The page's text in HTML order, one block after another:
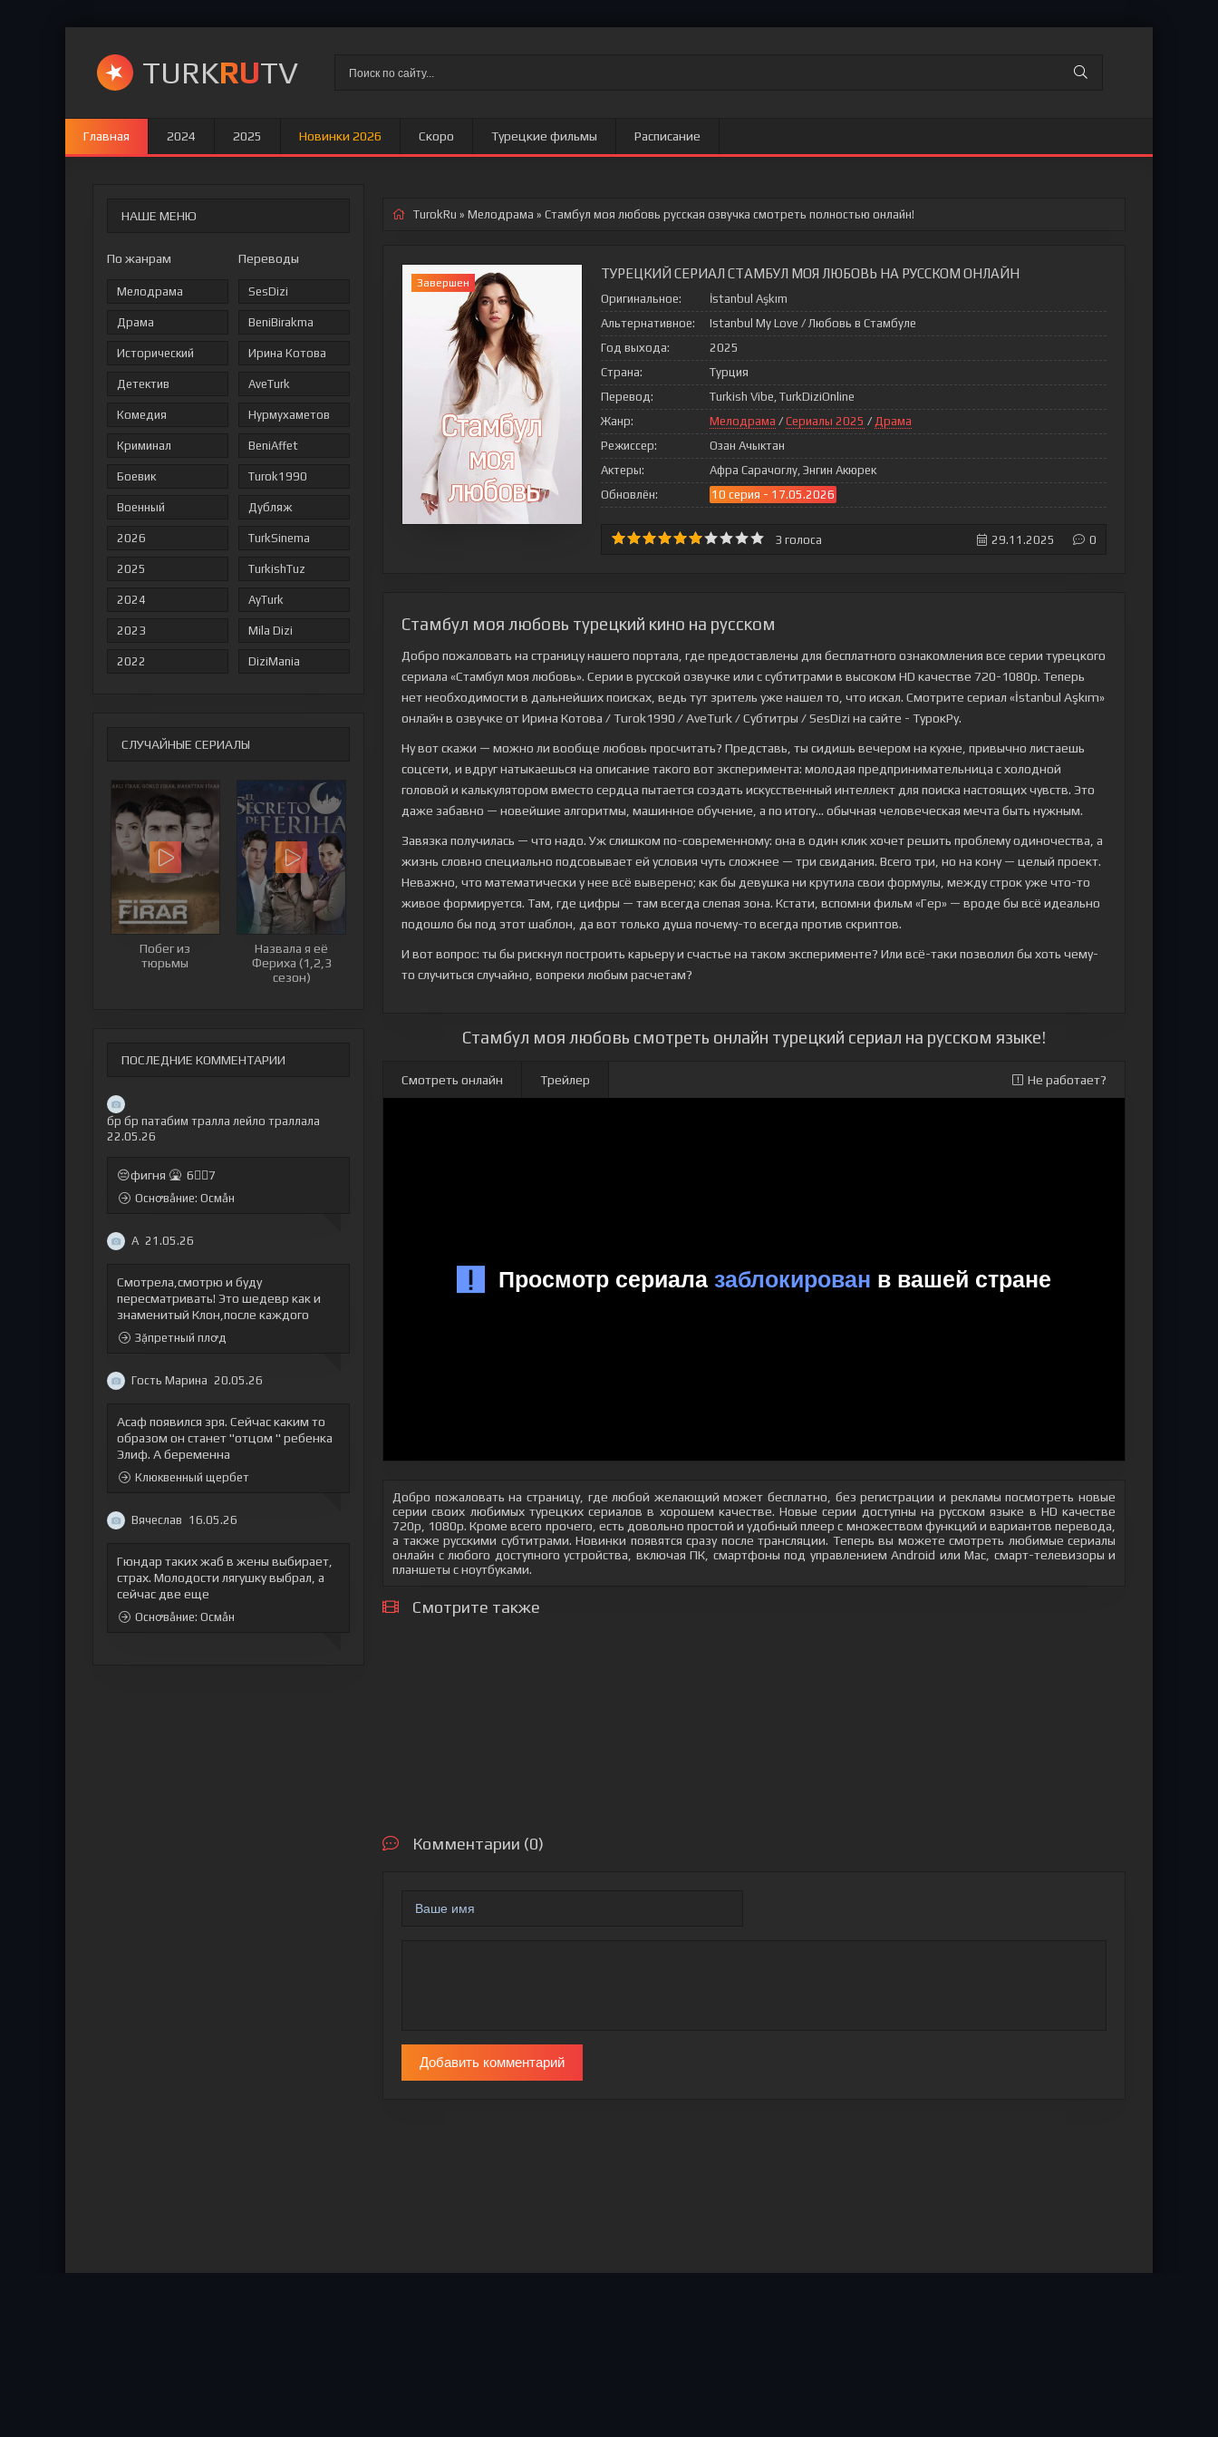
TURKRUTV
Главная 2024 2025 Новинки 2026 Скоро Турецкие фильмы Расписание
НАШЕ МЕНЮ
По жанрам
Мелодрама
Драма
Исторический
Детектив
Комедия
Криминал
Боевик
Военный
2026
2025
2024
2023
2022
Переводы
SesDizi
BeniBirakma
Ирина Котова
AveTurk
Нурмухаметов
BeniAffet
Turok1990
Дубляж
TurkSinema
TurkishTuz
AyTurk
Mila Dizi
DiziMania
СЛУЧАЙНЫЕ СЕРИАЛЫ
Побег из
тюрьмы
Назвала я её
Фериха (1,2,3
сезон)
ПОСЛЕДНИЕ КОММЕНТАРИИ
бр бр патабим тралла лейло траллала
22.05.26
😔фигня 🤮 6🤷‍♂7
Оснꝍвẫние: Осмẫн
А 21.05.26
Смотрела,смотрю и буду
пересматривать! Это шедевр как и
знаменитый Клон,после каждого
Зặпретный плꝍд
Гость Марина 20.05.26
Асаф появился зря. Сейчас каким то
образом он станет "отцом " ребенка
Элиф. А беременна
Клюквенный щербет
Вячеслав 16.05.26
Гюндар таких жаб в жены выбирает,
страх. Молодости лягушку выбрал, а
сейчас две еще
Оснꝍвẫние: Осмẫн
TurokRu » Мелодрама » Стамбул моя любовь русская озвучка смотреть полностью онлайн!
Завершен
ТУРЕЦКИЙ СЕРИАЛ СТАМБУЛ МОЯ ЛЮБОВЬ НА РУССКОМ ОНЛАЙН
Оригинальное:
İstanbul Aşkım
Альтернативное:
Istanbul My Love / Любовь в Стамбуле
Год выхода:
2025
Страна:
Турция
Перевод:
Turkish Vibe, TurkDiziOnline
Жанр:
Мелодрама / Сериалы 2025 / Драма
Режиссер:
Озан Ачыктан
Актеры:
Афра Сарачоглу, Энгин Акюрек
Обновлён:
10 серия - 17.05.2026
3 голоса 29.11.2025 0
Стамбул моя любовь турецкий кино на русском
Добро пожаловать на страницу нашего портала, где предоставлены для бесплатного ознакомления все серии турецкого
сериала «Стамбул моя любовь». Серии в русской озвучке или с субтитрами в высоком HD качестве 720-1080p. Теперь
нет необходимости в дальнейших поисках, ведь тут зритель уже нашел то, что искал. Смотрите сериал «İstanbul Aşkım»
онлайн в озвучке от Ирина Котова / Turok1990 / AveTurk / Субтитры / SesDizi на сайте - ТурокРу.
Ну вот скажи — можно ли вообще любовь просчитать? Представь, ты сидишь вечером на кухне, привычно листаешь
соцсети, и вдруг натыкаешься на описание такого вот эксперимента: молодая предпринимательница с холодной
головой и калькулятором вместо сердца пытается создать искусственный интеллект для поиска настоящих чувств. Это
даже забавно — новейшие алгоритмы, машинное обучение, а по итогу… обычная человеческая мечта быть нужным.
Завязка получилась — что надо. Уж слишком по-современному: она в один клик хочет решить проблему одиночества, а
жизнь словно специально подсовывает ей условия чуть сложнее — три свидания. Всего три, но на кону — целый проект.
Неважно, что математически у нее всё выверено; как бы девушка ни крутила свои формулы, между строк уже что-то
живое формируется. Там, где цифры — там всегда слепая зона. Кстати, вспомни фильм «Гер» — вроде бы всё идеально
подошло бы под этот шаблон, да вот только душа почему-то всегда против скриптов.
И вот вопрос: ты бы рискнул построить карьеру и счастье на таком эксперименте? Или всё-таки позволил бы хоть чему-
то случиться случайно, вопреки любым расчетам?
Стамбул моя любовь смотреть онлайн турецкий сериал на русском языке!
Смотреть онлайн Трейлер Не работает?
Добро пожаловать на страницу, где любой желающий может бесплатно, без регистрации и рекламы посмотреть новые
серии своих любимых турецких сериалов в хорошем качестве. Новые серии доступны на русском языке в HD качестве
720p, 1080p. Кроме всего прочего, есть довольно простой и удобный плеер с множеством функций и вариантов перевода,
а также русскими субтитрами. Новинки появятся сразу после трансляции. Теперь вы можете смотреть любимые сериалы
онлайн с любого доступного устройства, включая ПК, смартфоны под управлением Android или Mac, смарт-телевизоры и
планшеты с ноутбуками.
Смотрите также
Комментарии (0)
Добавить комментарий